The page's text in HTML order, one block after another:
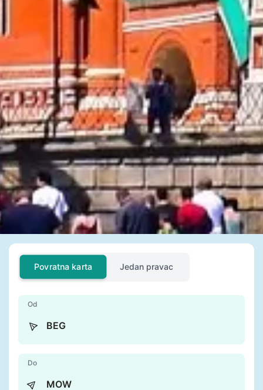
Povratna karta Jedan pravac
Od
Do